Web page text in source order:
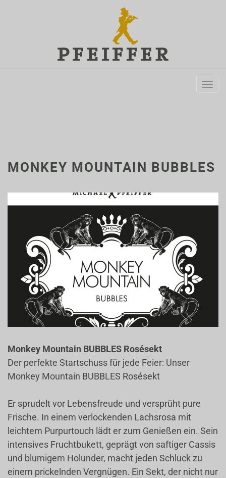
MONKEY MOUNTAIN BUBBLES
Monkey Mountain BUBBLES Rosésekt
Der perfekte Startschuss für jede Feier: Unser
Monkey Mountain BUBBLES Rosésekt
Er sprudelt vor Lebensfreude und versprüht pure
Frische. In einem verlockenden Lachsrosa mit
leichtem Purpurtouch lädt er zum Genießen ein. Sein
intensives Fruchtbukett, geprägt von saftiger Cassis
und blumigem Holunder, macht jeden Schluck zu
einem prickelnden Vergnügen. Ein Sekt, der nicht nur